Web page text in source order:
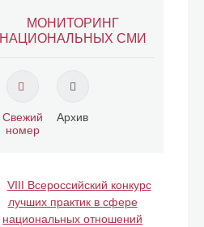
МОНИТОРИНГ
НАЦИОНАЛЬНЫХ СМИ
Свежий
номер
Архив